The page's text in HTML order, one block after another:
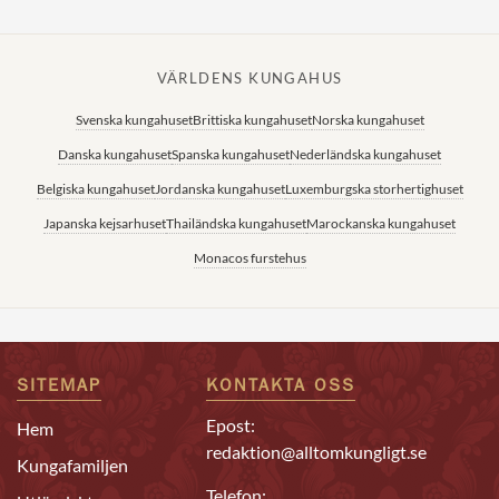
VÄRLDENS KUNGAHUS
Svenska kungahusetBrittiska kungahusetNorska kungahuset
Danska kungahusetSpanska kungahusetNederländska kungahuset
Belgiska kungahusetJordanska kungahusetLuxemburgska storhertighuset
Japanska kejsarhusetThailändska kungahusetMarockanska kungahuset
Monacos furstehus
SITEMAP
Hem
Kungafamiljen
KONTAKTA OSS
Epost:
redaktion@alltomkungligt.se